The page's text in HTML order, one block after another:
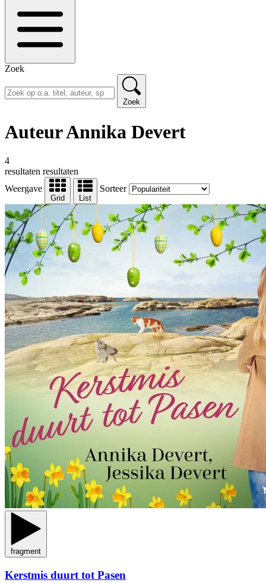
Zoek
Zoek
Auteur Annika Devert
4
resultaten resultaten
Weergave
Grid List
Sorteer
fragment
Kerstmis duurt tot Pasen